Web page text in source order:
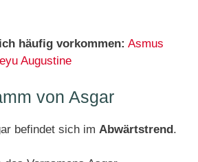
häufig vorkommen: Asmus
Augustine
von Asgar
befindet sich im Abwärtstrend.